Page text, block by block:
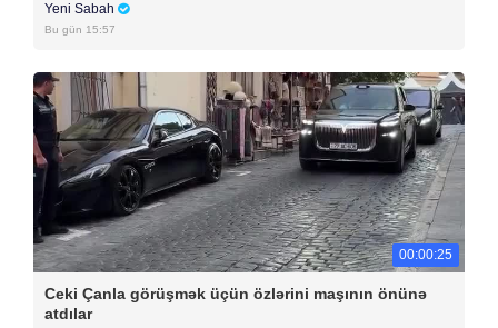
Yeni Sabah
Bu gün 15:57
00:00:25
Ceki Çanla görüşmək üçün özlərini maşının önünə
atdılar